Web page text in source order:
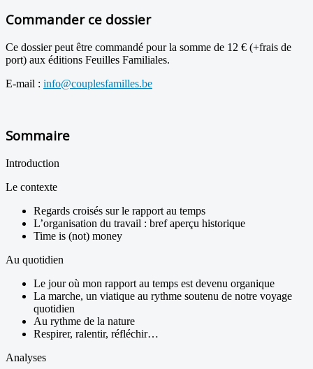
Commander ce dossier
Ce dossier peut être commandé pour la somme de 12 € (+frais de
port) aux éditions Feuilles Familiales.
E-mail : info@couplesfamilles.be
Sommaire
Introduction
Le contexte
Regards croisés sur le rapport au temps
L’organisation du travail : bref aperçu historique
Time is (not) money
Au quotidien
Le jour où mon rapport au temps est devenu organique
La marche, un viatique au rythme soutenu de notre voyage
quotidien
Au rythme de la nature
Respirer, ralentir, réfléchir…
Analyses